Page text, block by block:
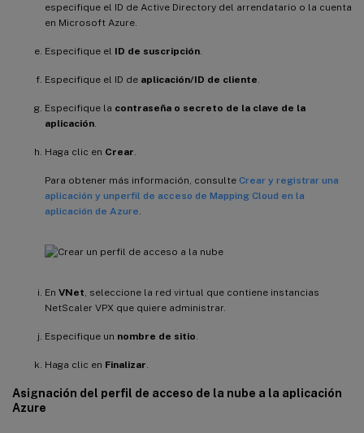
especifique el ID de Active Directory del arrendatario o la cuenta
en Microsoft Azure.
Especifique el ID de suscripción
Especifique el ID de aplicación/ID de cliente
Especifique la contraseña o secreto de la clave de la
aplicación
Haga clic en Crear
Para obtener más información, consulte Crear y registrar una
aplicación y unperfil de acceso de Mapping Cloud en la
aplicación de Azure
En VNet , seleccione la red virtual que contiene instancias
NetScaler VPX que quiere administrar.
Especifique un nombre de sitio
Haga clic en Finalizar
Asignación del perfil de acceso de la nube a la aplicación
Azure